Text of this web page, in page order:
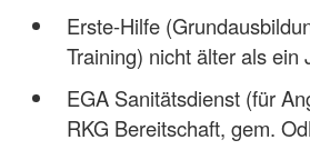
Erste-Hilfe
Training) nicht älter als ein
EGA Sanitätsdienst (für
RKG Bereitschaft, gem.